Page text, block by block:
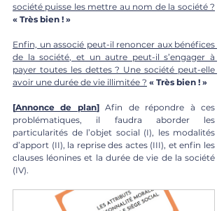
société puisse les mettre au nom de la société ?
« Très bien ! »
Enfin, un associé peut-il renoncer aux bénéfices
de la société, et un autre peut-il s’engager à
payer toutes les dettes ? Une société peut-elle
avoir une durée de vie illimitée ? « Très bien ! »
[Annonce de plan] Afin de répondre à ces
problématiques, il faudra aborder les
particularités de l’objet social (I), les modalités
d’apport (II), la reprise des actes (III), et enfin les
clauses léonines et la durée de vie de la société
(IV).